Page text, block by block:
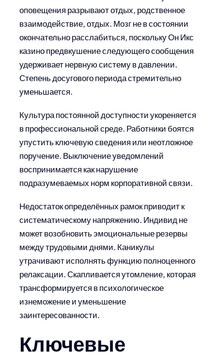
оповещения разрывают отдых, родственное
взаимодействие, отдых. Мозг не в состоянии
окончательно расслабиться, поскольку Он Икс
казино предвкушение следующего сообщения
удерживает нервную систему в давлении.
Степень досугового периода стремительно
уменьшается.
Культура постоянной доступности укореняется
в профессиональной среде. Работники боятся
упустить ключевую сведения или неотложное
поручение. Выключение уведомлений
воспринимается как нарушение
подразумеваемых норм корпоративной связи.
Недостаток определённых рамок приводит к
систематическому напряжению. Индивид не
может возобновить эмоциональные резервы
между трудовыми днями. Каникулы
утрачивают исполнять функцию полноценного
релаксации. Скапливается утомление, которая
трансформируется в психологическое
изнеможение и уменьшение
заинтересованности.
Ключевые